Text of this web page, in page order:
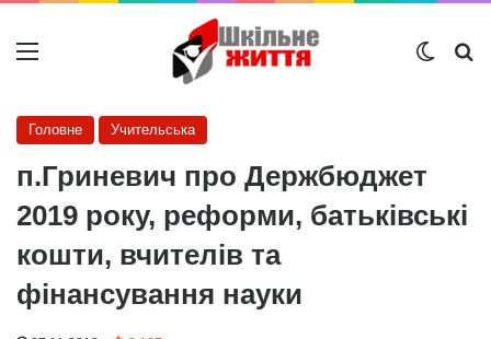
Меню
Головне Учительська
п.Гриневич про Держбюджет
2019 року, реформи, батьківські
кошти, вчителів та
фінансування науки